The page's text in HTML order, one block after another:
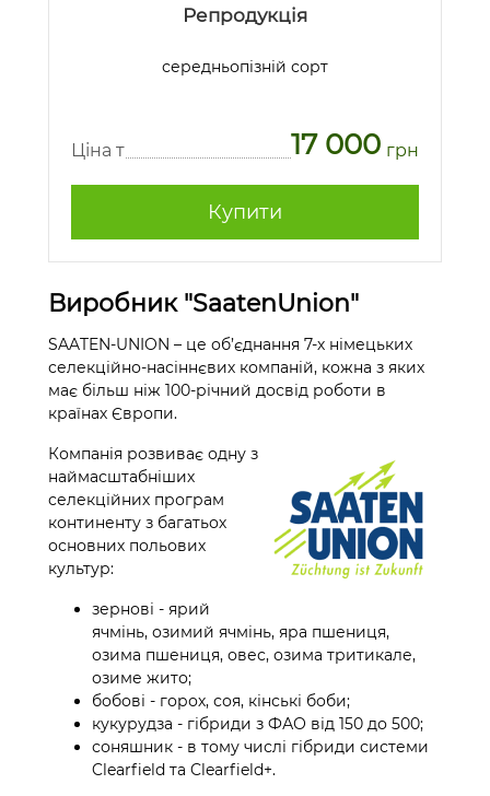
Репродукція
середньопізній сорт
Ціна т 17 000 грн
Купити
Виробник "SaatenUnion"
SAATEN-UNION – це об’єднання 7-х німецьких
селекційно-насіннєвих компаній, кожна з яких
має більш ніж 100-річний досвід роботи в
країнах Європи.
Компанія розвиває одну з
наймасштабніших
селекційних програм
континенту з багатьох
основних польових
культур:
зернові - ярий
ячмінь, озимий ячмінь, яра пшениця,
озима пшениця, овес, озима тритикале,
озиме жито;
бобові - горох, соя, кінські боби;
кукурудза - гібриди з ФАО від 150 до 500;
соняшник - в тому числі гібриди системи
Clearfield та Clearfield+.